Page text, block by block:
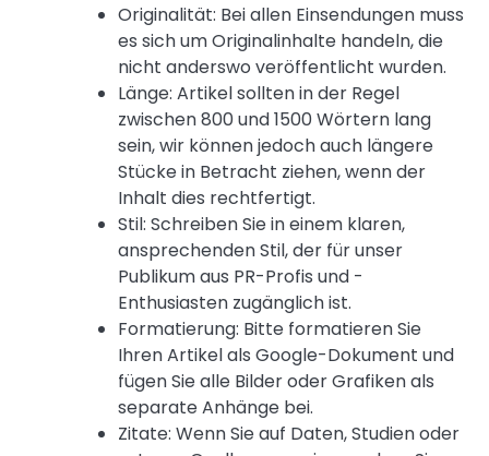
Originalität: Bei allen Einsendungen muss
es sich um Originalinhalte handeln, die
nicht anderswo veröffentlicht wurden.
Länge: Artikel sollten in der Regel
zwischen 800 und 1500 Wörtern lang
sein, wir können jedoch auch längere
Stücke in Betracht ziehen, wenn der
Inhalt dies rechtfertigt.
Stil: Schreiben Sie in einem klaren,
ansprechenden Stil, der für unser
Publikum aus PR-Profis und -
Enthusiasten zugänglich ist.
Formatierung: Bitte formatieren Sie
Ihren Artikel als Google-Dokument und
fügen Sie alle Bilder oder Grafiken als
separate Anhänge bei.
Zitate: Wenn Sie auf Daten, Studien oder